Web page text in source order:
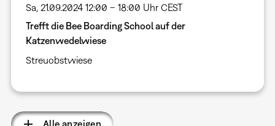
Sa, 21.09.2024 12:00 – 18:00 Uhr CEST
Trefft die Bee Boarding School auf der
Katzenwedelwiese
Streuobstwiese
Alle anzeigen